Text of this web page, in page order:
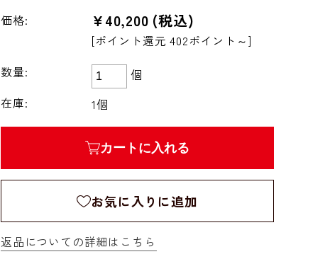
価格: ¥40,200 (税込)
[ポイント還元 402ポイント～]
数量:
個
在庫:
1個
カートに入れる
お気に入りに追加
返品についての詳細はこちら